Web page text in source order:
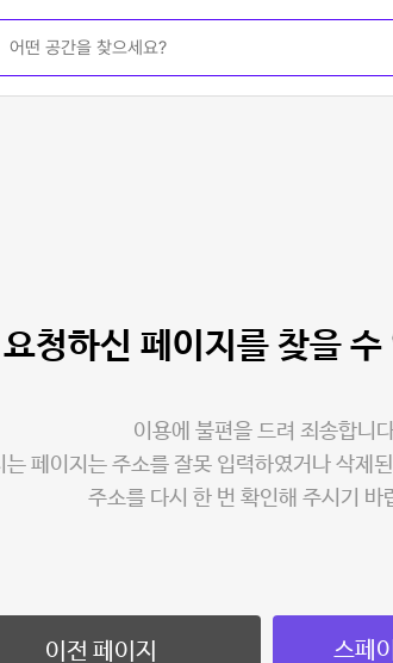
요청하신 페이지를 찾을 수
이용에 불편을 드려 죄송합니
는 페이지는 주소를 잘못 입력하였거나 삭제
주소를 다시 한 번 확인해 주시기 바
이전 페이지 스페